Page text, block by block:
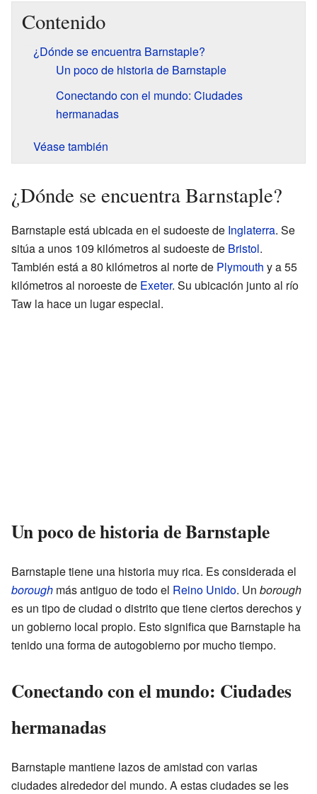
Contenido
¿Dónde se encuentra Barnstaple?
Un poco de historia de Barnstaple
Conectando con el mundo: Ciudades
hermanadas
Véase también
¿Dónde se encuentra Barnstaple?
Barnstaple está ubicada en el sudoeste de Inglaterra. Se
sitúa a unos 109 kilómetros al sudoeste de Bristol.
También está a 80 kilómetros al norte de Plymouth y a 55
kilómetros al noroeste de Exeter. Su ubicación junto al río
Taw la hace un lugar especial.
Un poco de historia de Barnstaple
Barnstaple tiene una historia muy rica. Es considerada el
borough más antiguo de todo el Reino Unido. Un borough
es un tipo de ciudad o distrito que tiene ciertos derechos y
un gobierno local propio. Esto significa que Barnstaple ha
tenido una forma de autogobierno por mucho tiempo.
Conectando con el mundo: Ciudades
hermanadas
Barnstaple mantiene lazos de amistad con varias
ciudades alrededor del mundo. A estas ciudades se les